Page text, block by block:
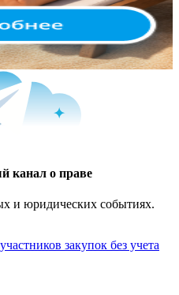
канал о праве
и юридических событиях.
закупок без учета